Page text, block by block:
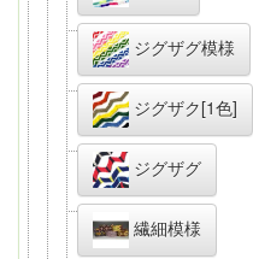
ジグザグ模様
ジグザク[1色]
ジグザグ
繊細模様